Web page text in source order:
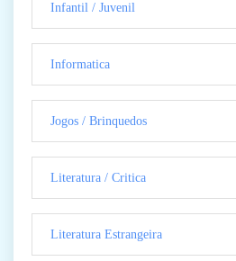
Infantil / Juvenil
Informatica
Jogos / Brinquedos
Literatura / Critica
Literatura Estrangeira